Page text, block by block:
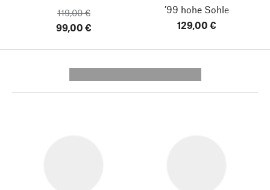
119,00 €
99,00 €
’99 hohe Sohle
129,00 €